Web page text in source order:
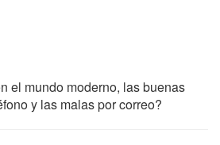
el mundo moderno, las buenas
y las malas por correo?